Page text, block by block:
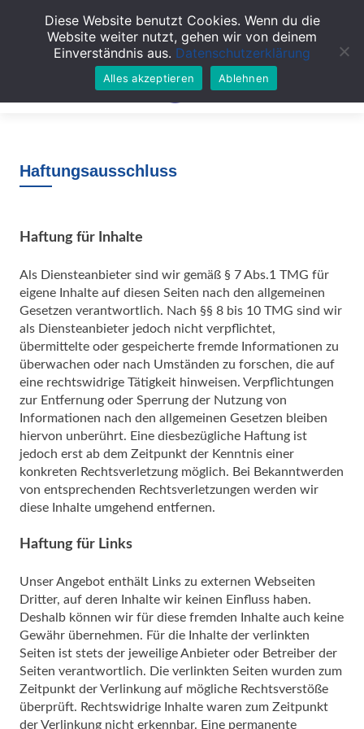
Haftungsausschluss
Haftung für Inhalte
Als Diensteanbieter sind wir gemäß § 7 Abs.1 TMG für
eigene Inhalte auf diesen Seiten nach den allgemeinen
Gesetzen verantwortlich. Nach §§ 8 bis 10 TMG sind wir
als Diensteanbieter jedoch nicht verpflichtet,
übermittelte oder gespeicherte fremde Informationen zu
überwachen oder nach Umständen zu forschen, die auf
eine rechtswidrige Tätigkeit hinweisen. Verpflichtungen
zur Entfernung oder Sperrung der Nutzung von
Informationen nach den allgemeinen Gesetzen bleiben
hiervon unberührt. Eine diesbezügliche Haftung ist
jedoch erst ab dem Zeitpunkt der Kenntnis einer
konkreten Rechtsverletzung möglich. Bei Bekanntwerden
von entsprechenden Rechtsverletzungen werden wir
diese Inhalte umgehend entfernen.
Haftung für Links
Unser Angebot enthält Links zu externen Webseiten
Dritter, auf deren Inhalte wir keinen Einfluss haben.
Deshalb können wir für diese fremden Inhalte auch keine
Gewähr übernehmen. Für die Inhalte der verlinkten
Seiten ist stets der jeweilige Anbieter oder Betreiber der
Seiten verantwortlich. Die verlinkten Seiten wurden zum
Zeitpunkt der Verlinkung auf mögliche Rechtsverstöße
überprüft. Rechtswidrige Inhalte waren zum Zeitpunkt
der Verlinkung nicht erkennbar. Eine permanente
Diese Website benutzt Cookies. Wenn du die
Website weiter nutzt, gehen wir von deinem
Einverständnis aus. Datenschutzerklärung
Alles akzeptieren Ablehnen